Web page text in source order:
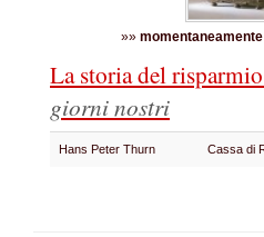
»»
La storia del risparmio
giorni nostri
Hans Peter Thurn Cassa di